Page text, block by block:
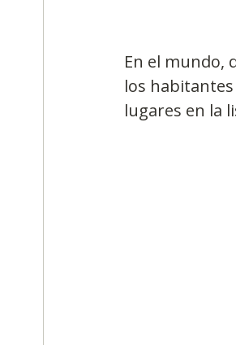
En el mundo,
los
lugares en la